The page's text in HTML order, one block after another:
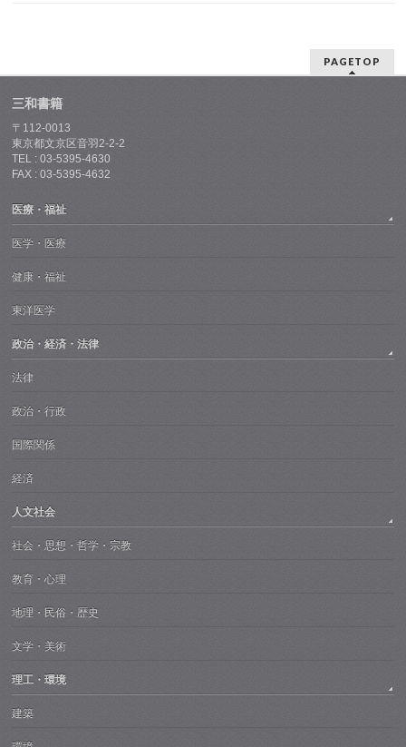
PAGETOP
三和書籍
〒112-0013
東京都文京区音羽2-2-2
TEL : 03-5395-4630
FAX : 03-5395-4632
医療・福祉
医学・医療
健康・福祉
東洋医学
政治・経済・法律
法律
政治・行政
国際関係
経済
人文社会
社会・思想・哲学・宗教
教育・心理
地理・民俗・歴史
文学・美術
理工・環境
建築